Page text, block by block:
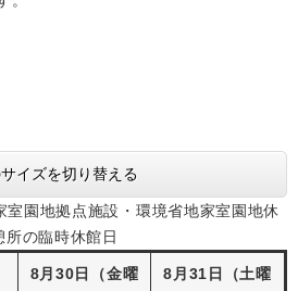
イズを切り替える
室園地拠点施設・環境省地家室園地休
所の臨時休館日
8月30日（金曜
8月31日（土曜